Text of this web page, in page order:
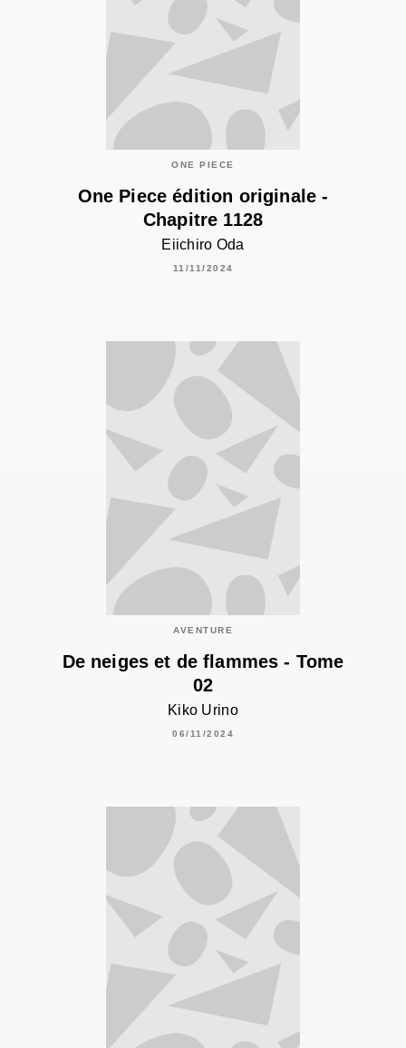
ONE PIECE
One Piece édition originale -
Chapitre 1128
Eiichiro Oda
11/11/2024
AVENTURE
De neiges et de flammes - Tome
02
Kiko Urino
06/11/2024